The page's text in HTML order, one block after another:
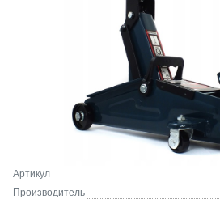
Артикул
Производитель